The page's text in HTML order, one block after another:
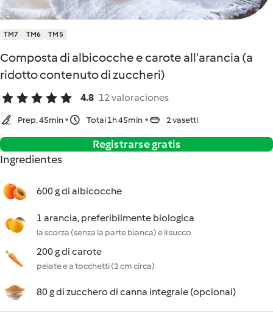
TM7 TM6 TM5
Composta di albicocche e carote all'arancia (a
ridotto contenuto di zuccheri)
4.8 12 valoraciones
Prep. 45min Total 1h 45min 2 vasetti
Registrarse gratis
Ingredientes
600 g di albicocche
1 arancia, preferibilmente biologica
la scorza (senza la parte bianca) e il succo
200 g di carote
pelate e a tocchetti (2 cm circa)
80 g di zucchero di canna integrale (opcional)